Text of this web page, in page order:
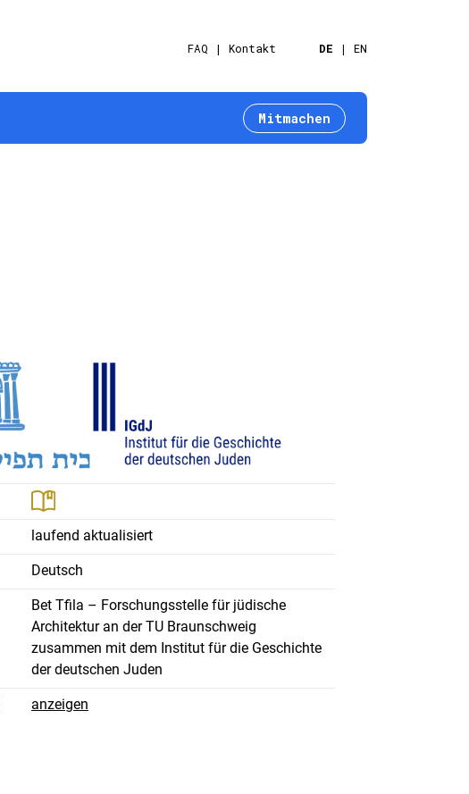
FAQ Kontakt DE EN
Mitmachen
laufend aktualisiert
Deutsch
Bet Tfila – Forschungsstelle für jüdische
Architektur an der TU Braunschweig
zusammen mit dem Institut für die Geschichte
der deutschen Juden
anzeigen